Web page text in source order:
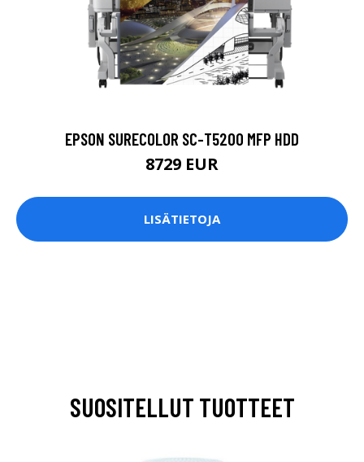
EPSON SURECOLOR SC-T5200 MFP HDD
8729 EUR
LISÄTIETOJA
SUOSITELLUT TUOTTEET